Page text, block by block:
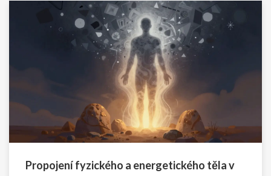
Propojení fyzického a energetického těla v